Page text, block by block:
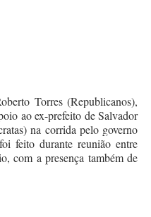
Torres (Republicanos),
ao ex-prefeito de Salvador
na corrida pelo governo
feito durante reunião entre
com a presença também de